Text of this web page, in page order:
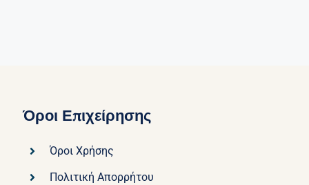
Όροι Επιχείρησης
Όροι Χρήσης
Πολιτική Απορρήτου